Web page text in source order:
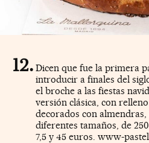
Dicen que fue la primera
introducir a finales del
el broche a las fiestas
versión clásica, con
decorados con
diferentes tamaños, de
7,5 y 45 euros. www-